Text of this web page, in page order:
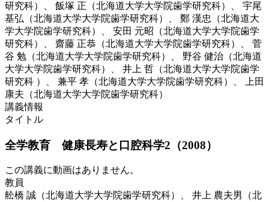
研究科）、 飯塚 正（北海道大学大学院歯学研究科）、 宇尾
基弘（北海道大学大学院歯学研究科）、 鄭 漢忠（北海道大
学大学院歯学研究科）、 安田 元昭（北海道大学大学院歯学
研究科）、 齋藤 正恭（北海道大学大学院歯学研究科）、 菅
谷 勉（北海道大学大学院歯学研究科）、 野谷 健治（北海道
大学大学院歯学研究科）、 井上 哲（北海道大学大学院歯学
研究科 ）、 兼平 孝（北海道大学大学院歯学研究科）、 上田
康夫（北海道大学大学院歯学研究科）
講義情報
タイトル
全学教育 健康長寿と口腔科学2（2008）
この講義に動画はありません。
教員
舩橋 誠（北海道大学大学院歯学研究科）、 井上 農夫男（北